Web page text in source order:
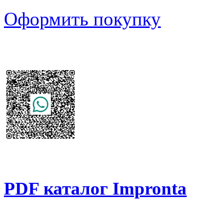
Оформить покупку
PDF каталог Impronta